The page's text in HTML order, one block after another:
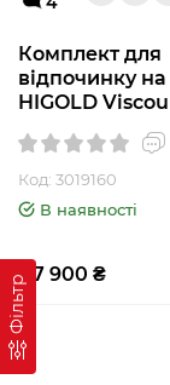
Фільтр
Комплект для
відпочинку на
HIGOLD
(Textilene
3019160
Код: 3019160
В наявності
117 900 ₴